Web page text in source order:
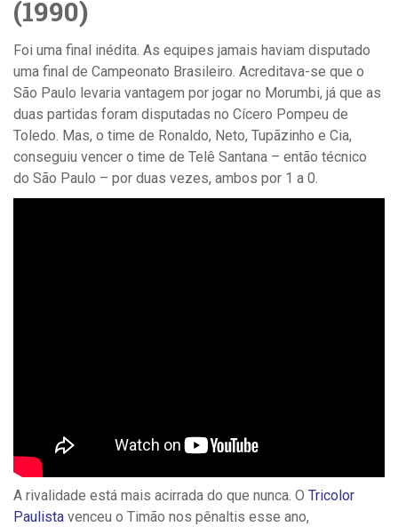
(1990)
Foi uma final inédita. As equipes jamais haviam disputado
uma final de Campeonato Brasileiro. Acreditava-se que o
São Paulo levaria vantagem por jogar no Morumbi, já que as
duas partidas foram disputadas no Cícero Pompeu de
Toledo. Mas, o time de Ronaldo, Neto, Tupãzinho e Cia,
conseguiu vencer o time de Telê Santana – então técnico
do São Paulo – por duas vezes, ambos por 1 a 0.
A rivalidade está mais acirrada do que nunca. O Tricolor
Paulista venceu o Timão nos pênaltis esse ano,